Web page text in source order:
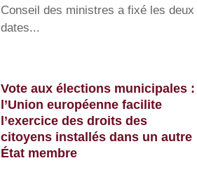
Conseil des ministres a fixé les deux
dates...
Vote aux élections municipales :
l’Union européenne facilite
l’exercice des droits des
citoyens installés dans un autre
État membre